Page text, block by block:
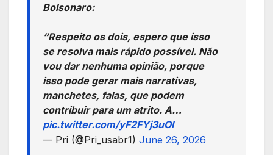
Bolsonaro:
“Respeito os dois, espero que isso
se resolva mais rápido possível. Não
vou dar nenhuma opinião, porque
isso pode gerar mais narrativas,
manchetes, falas, que podem
contribuir para um atrito. A…
pic.twitter.com/yF2FYj3uOl
— Pri (@Pri_usabr1) June 26, 2026